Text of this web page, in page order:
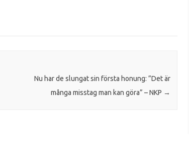
Nu har de slungat sin första honung: ”Det är
många misstag man kan göra” – NKP →